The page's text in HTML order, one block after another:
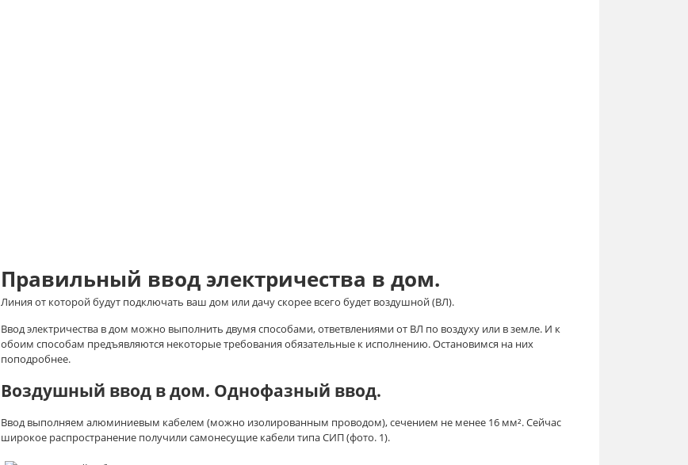
Правильный ввод электричества в дом.
Линия от которой будут подключать ваш дом или дачу скорее всего будет воздушной (ВЛ).
Ввод электричества в дом можно выполнить двумя способами, ответвлениями от ВЛ по воздуху или в земле. И к
обоим способам предъявляются некоторые требования обязательные к исполнению. Остановимся на них
поподробнее.
Воздушный ввод в дом. Однофазный ввод.
Ввод выполняем алюминиевым кабелем (можно изолированным проводом), сечением не менее 16 мм². Сейчас
широкое распространение получили самонесущие кабели типа СИП (фото. 1).